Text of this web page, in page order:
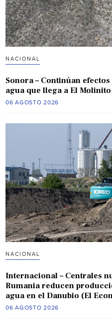
NACIONAL
Sonora – Continúan
agua que llega a El
06 AGOSTO 2026
NACIONAL
Internacional – Centrales
Rumania reducen
agua en el Danubio (El
06 AGOSTO 2026